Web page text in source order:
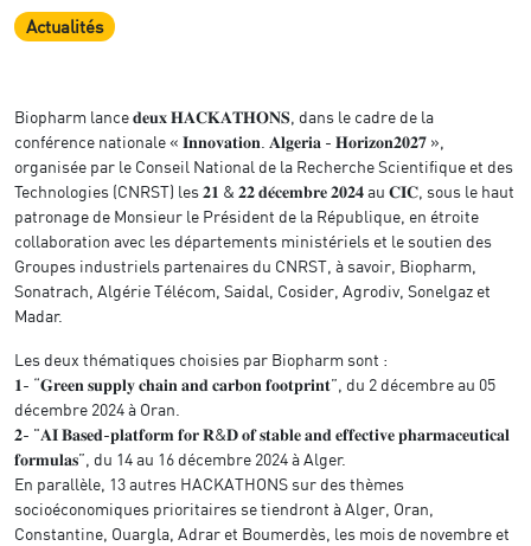
Actualités
Biopharm lance 𝐝𝐞𝐮𝐱 𝐇𝐀𝐂𝐊𝐀𝐓𝐇𝐎𝐍𝐒, dans le cadre de la
conférence nationale « 𝐈𝐧𝐧𝐨𝐯𝐚𝐭𝐢𝐨𝐧. 𝐀𝐥𝐠𝐞𝐫𝐢𝐚 - 𝐇𝐨𝐫𝐢𝐳𝐨𝐧𝟐𝟎𝟐𝟕 »,
organisée par le Conseil National de la Recherche Scientifique et des
Technologies (CNRST) les 𝟐𝟏 & 𝟐𝟐 𝐝𝐞́𝐜𝐞𝐦𝐛𝐫𝐞 𝟐𝟎𝟐𝟒 au 𝐂𝐈𝐂, sous le haut
patronage de Monsieur le Président de la République, en étroite
collaboration avec les départements ministériels et le soutien des
Groupes industriels partenaires du CNRST, à savoir, Biopharm,
Sonatrach, Algérie Télécom, Saidal, Cosider, Agrodiv, Sonelgaz et
Madar.
Les deux thématiques choisies par Biopharm sont :
𝟏- “𝐆𝐫𝐞𝐞𝐧 𝐬𝐮𝐩𝐩𝐥𝐲 𝐜𝐡𝐚𝐢𝐧 𝐚𝐧𝐝 𝐜𝐚𝐫𝐛𝐨𝐧 𝐟𝐨𝐨𝐭𝐩𝐫𝐢𝐧𝐭”, du 2 décembre au 05
décembre 2024 à Oran.
𝟐- "𝐀𝐈 𝐁𝐚𝐬𝐞𝐝-𝐩𝐥𝐚𝐭𝐟𝐨𝐫𝐦 𝐟𝐨𝐫 𝐑&𝐃 𝐨𝐟 𝐬𝐭𝐚𝐛𝐥𝐞 𝐚𝐧𝐝 𝐞𝐟𝐟𝐞𝐜𝐭𝐢𝐯𝐞 𝐩𝐡𝐚𝐫𝐦𝐚𝐜𝐞𝐮𝐭𝐢𝐜𝐚𝐥
𝐟𝐨𝐫𝐦𝐮𝐥𝐚𝐬”, du 14 au 16 décembre 2024 à Alger.
En parallèle, 13 autres HACKATHONS sur des thèmes
socioéconomiques prioritaires se tiendront à Alger, Oran,
Constantine, Ouargla, Adrar et Boumerdès, les mois de novembre et